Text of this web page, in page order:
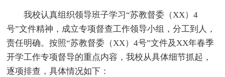
我校认真组织领导班子学习“苏教督委（XX）4
号”文件精神，成立专项督查工作领导小组，分工到人，
责任明确。按照“苏教督委（XX）4号”文件及XX年春季
开学工作专项督导的重点内容，我校从具体细节抓起，
逐项排查，具体情况如下：